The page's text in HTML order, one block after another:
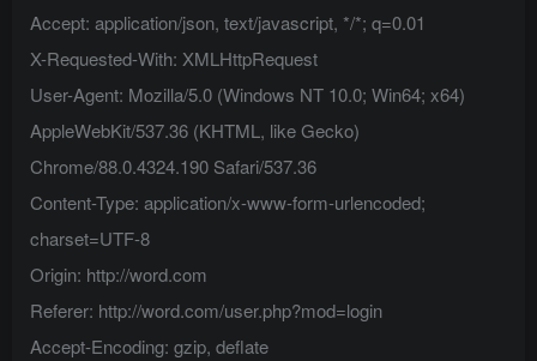
Accept: application/json, text/javascript, */*; q=0.01
X-Requested-With: XMLHttpRequest
User-Agent: Mozilla/5.0 (Windows NT 10.0; Win64; x64)
AppleWebKit/537.36 (KHTML, like Gecko)
Chrome/88.0.4324.190 Safari/537.36
Content-Type: application/x-www-form-urlencoded;
charset=UTF-8
Origin: http://word.com
Referer: http://word.com/user.php?mod=login
Accept-Encoding: gzip, deflate